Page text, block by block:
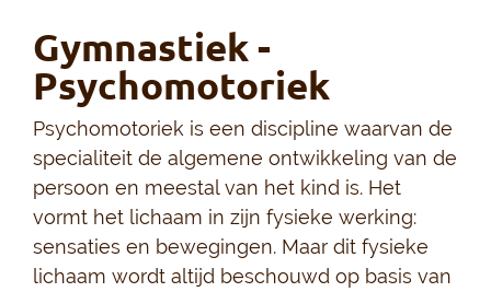
Gymnastiek -
Psychomotoriek
Psychomotoriek is een discipline waarvan de
specialiteit de algemene ontwikkeling van de
persoon en meestal van het kind is. Het
vormt het lichaam in zijn fysieke werking:
sensaties en bewegingen. Maar dit fysieke
lichaam wordt altijd beschouwd op basis van